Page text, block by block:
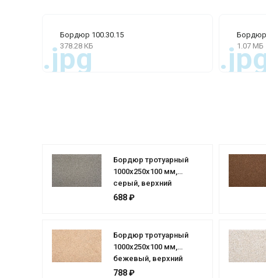
Бордюр 100.30.15
378.28 КБ
.jpg
Бордюр
1.07 МБ
Бордюр тротуарный
1000х250х100 мм,
серый, верхний
прокрас
688 ₽
Бордюр тротуарный
1000х250х100 мм,
бежевый, верхний
прокрас
788 ₽